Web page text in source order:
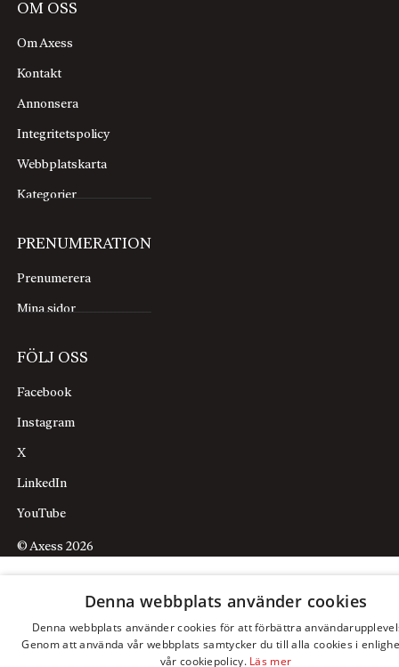
OM OSS
Om Axess
Kontakt
Annonsera
Integritetspolicy
Webbplatskarta
Kategorier
PRENUMERATION
Prenumerera
Mina sidor
FÖLJ OSS
Facebook
Instagram
X
LinkedIn
YouTube
© Axess 2026
Denna webbplats använder cookies
Denna webbplats använder cookies för att förbättra
Genom att använda vår webbplats samtycker du till alla cookies i
vår cookiepolicy. Läs mer